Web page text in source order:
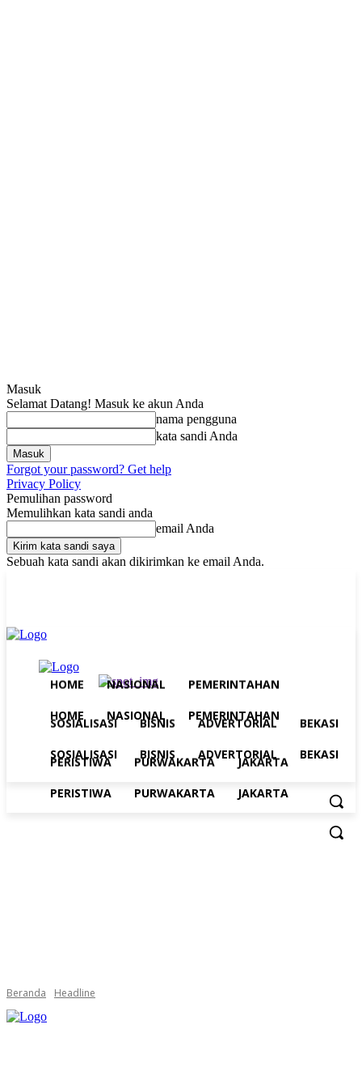
Masuk
Selamat Datang! Masuk ke akun Anda
nama pengguna
kata sandi Anda
Forgot your password? Get help
Privacy Policy
Pemulihan password
Memulihkan kata sandi anda
email Anda
Sebuah kata sandi akan dikirimkan ke email Anda.
HOME NASIONAL PEMERINTAHAN
SOSIALISASI BISNIS ADVERTORIAL BEKASI
PERISTIWA PURWAKARTA JAKARTA
HOME NASIONAL PEMERINTAHAN
SOSIALISASI BISNIS ADVERTORIAL BEKASI
PERISTIWA PURWAKARTA JAKARTA
Beranda Headline